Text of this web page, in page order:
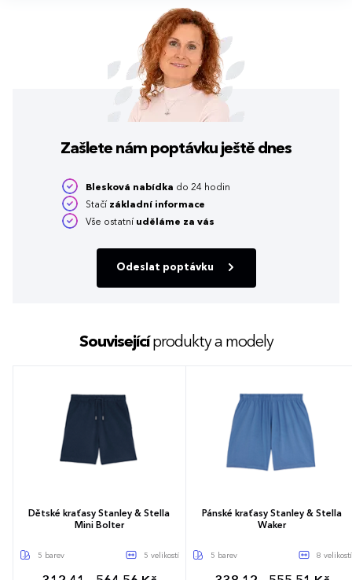
Zašlete nám poptávku ještě dnes
Blesková nabídka do 24 hodin
Stačí základní informace
Vše ostatní uděláme za vás
Odeslat poptávku
Souvisejícíprodukty a modely
Dětské kraťasy Stanley & Stella
Mini Bolter
5 barev 5 velikostí
Pánské kraťasy Stanley & Stella
Waker
5 barev 8 velikostí